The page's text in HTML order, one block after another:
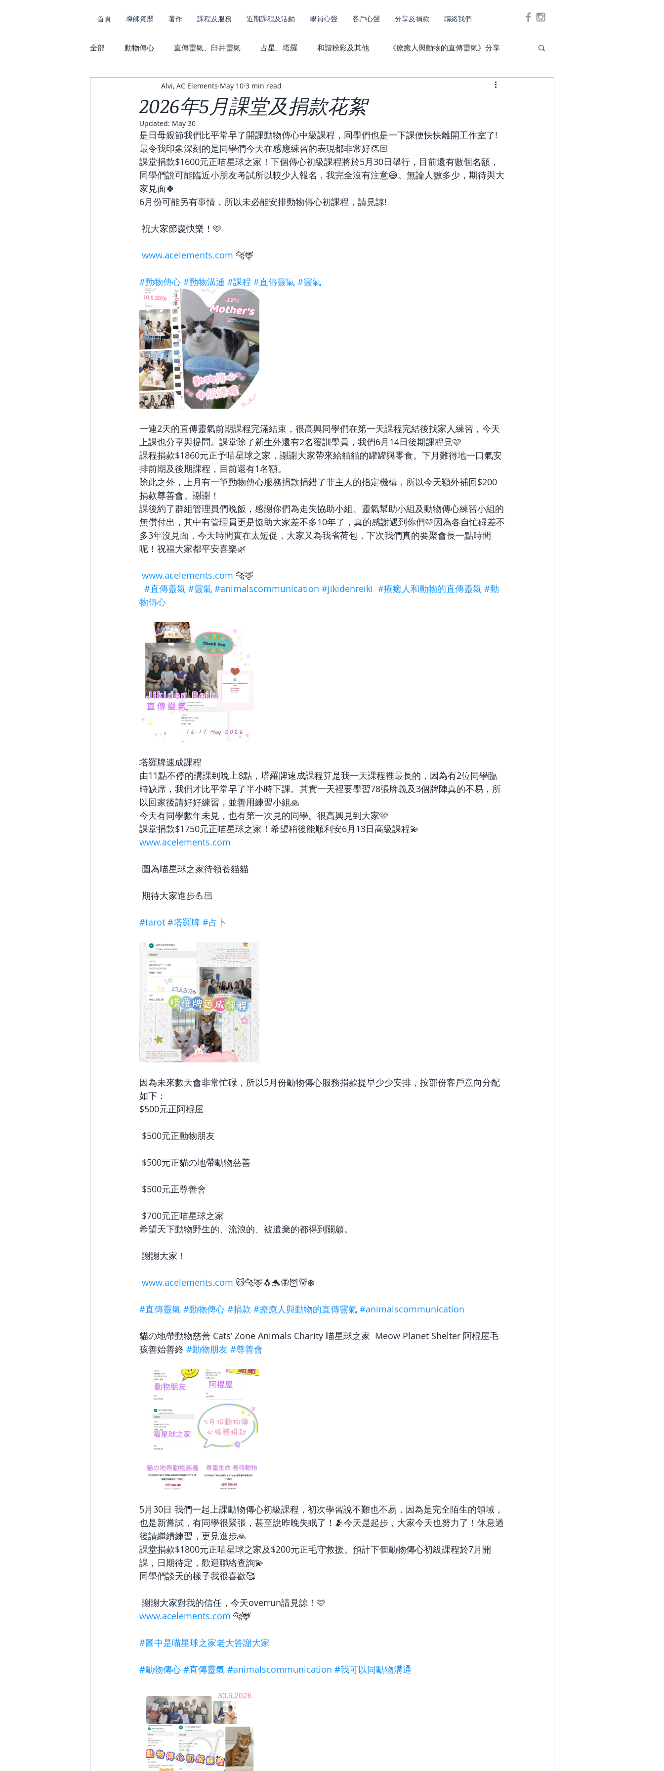
首頁 導師資歷 著作 課程及服務 近期課程及活動 學員心聲 客戶心聲 分享及捐款 聯絡我們
全部
動物傳心 直傳靈氣、臼井靈氣 占星、塔羅 和諧粉彩及其他 《療癒人與動物的直傳靈氣》分享
課堂花絮及捐款 動物傳心及其他服務捐款
2026年5月課堂及捐款花絮
Alvi, AC Elements May 10 3 min read
Updated: May 30
是日母親節我們比平常早了開課動物傳心中級課程，同學們也是一下課便快快離開工作室了!
最令我印象深刻的是同學們今天在感應練習的表現都非常好👏🏻
課堂捐款$1600元正喵星球之家！下個傳心初級課程將於5月30日舉行，目前還有數個名額，
同學們說可能臨近小朋友考試所以較少人報名，我完全沒有注意😅。無論人數多少，期待與大
家見面🍀
6月份可能另有事情，所以未必能安排動物傳心初課程，請見諒!
祝大家節慶快樂！🩷
www.acelements.com 🐆🦌
#動物傳心 #動物溝通 #課程 #直傳靈氣 #靈氣
一連2天的直傳靈氣前期課程完滿結束，很高興同學們在第一天課程完結後找家人練習，今天
上課也分享與提問。課堂除了新生外還有2名覆訓學員，我們6月14日後期課程見🩷
課程捐款$1860元正予喵星球之家，謝謝大家帶來給貓貓的罐罐與零食。下月難得地一口氣安
排前期及後期課程，目前還有1名額。
除此之外，上月有一筆動物傳心服務捐款捐錯了非主人的指定機構，所以今天額外補回$200
捐款尊善會。謝謝！
課後約了群組管理員們晚飯，感謝你們為走失協助小組、靈氣幫助小組及動物傳心練習小組的
無償付出，其中有管理員更是協助大家差不多10年了，真的感謝遇到你們🩷因為各自忙碌差不
多3年沒見面，今天時間實在太短促，大家又為我省荷包，下次我們真的要聚會長一點時間
呢！祝福大家都平安喜樂🌿
www.acelements.com 🐆🦌
#直傳靈氣 #靈氣 #animalscommunication #jikidenreiki #療癒人和動物的直傳靈氣 #動
物傳心
塔羅牌速成課程
由11點不停的講課到晚上8點，塔羅牌速成課程算是我一天課程裡最長的，因為有2位同學臨
時缺席，我們才比平常早了半小時下課。其實一天裡要學習78張牌義及3個牌陣真的不易，所
以回家後請好好練習，並善用練習小組🙏
今天有同學數年未見，也有第一次見的同學。很高興見到大家🩷
課堂捐款$1750元正喵星球之家！希望稍後能順利安6月13日高級課程💫
www.acelements.com
圖為喵星球之家待領養貓貓
期待大家進步💪🏻
#tarot #塔羅牌 #占卜
因為未來數天會非常忙碌，所以5月份動物傳心服務捐款提早少少安排，按部份客戶意向分配
如下：
$500元正阿棍屋
$500元正動物朋友
$500元正貓の地帶動物慈善
$500元正尊善會
$700元正喵星球之家
希望天下動物野生的、流浪的、被遺棄的都得到關顧。
謝謝大家！
www.acelements.com 🐱🐆🦌🐧🐬🦋🦉🐻‍❄️
#直傳靈氣 #動物傳心 #捐款 #療癒人與動物的直傳靈氣 #animalscommunication
貓の地帶動物慈善 Cats’ Zone Animals Charity 喵星球之家  Meow Planet Shelter 阿棍屋毛
孩善始善終 #動物朋友 #尊善會
5月30日 我們一起上課動物傳心初級課程，初次學習說不難也不易，因為是完全陌生的領域，
也是新嘗試，有同學很緊張，甚至說昨晚失眠了！🫂今天是起步，大家今天也努力了！休息過
後請繼續練習，更見進步🙏
課堂捐款$1800元正喵星球之家及$200元正毛守救援。預計下個動物傳心初級課程於7月開
課，日期待定，歡迎聯絡查詢💫
同學們談天的樣子我很喜歡🥰
謝謝大家對我的信任，今天overrun請見諒！🩷
www.acelements.com 🐆🦌
#圖中是喵星球之家老大答謝大家
#動物傳心 #直傳靈氣 #animalscommunication #我可以同動物溝通